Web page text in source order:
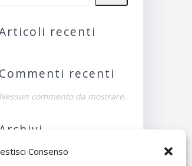
Consenso
recenti
Commenti recenti
Nessun commento da mostrare.
Archivi
archivio da